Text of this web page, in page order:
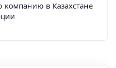
компанию в Казахстане